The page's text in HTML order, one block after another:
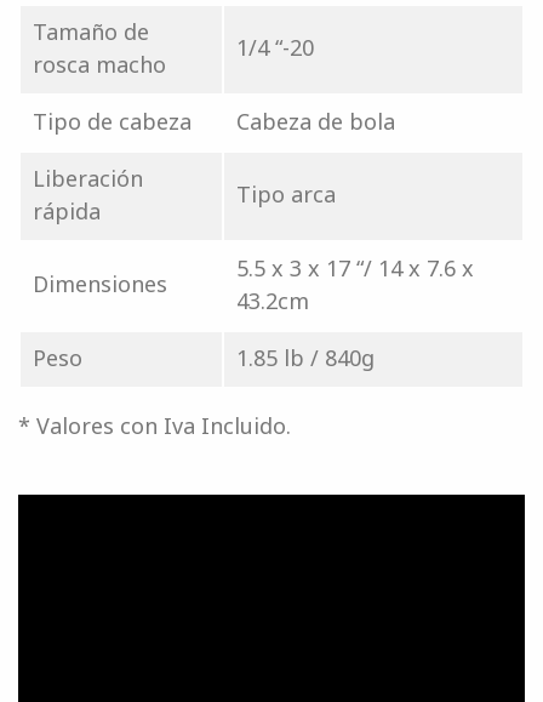
Tamaño de
rosca macho
1/4 “-20
Tipo de cabeza
Cabeza de bola
Liberación
rápida
Tipo arca
Dimensiones
5.5 x 3 x 17 “/ 14 x 7.6 x
43.2cm
Peso
1.85 lb / 840g
* Valores con Iva Incluido.